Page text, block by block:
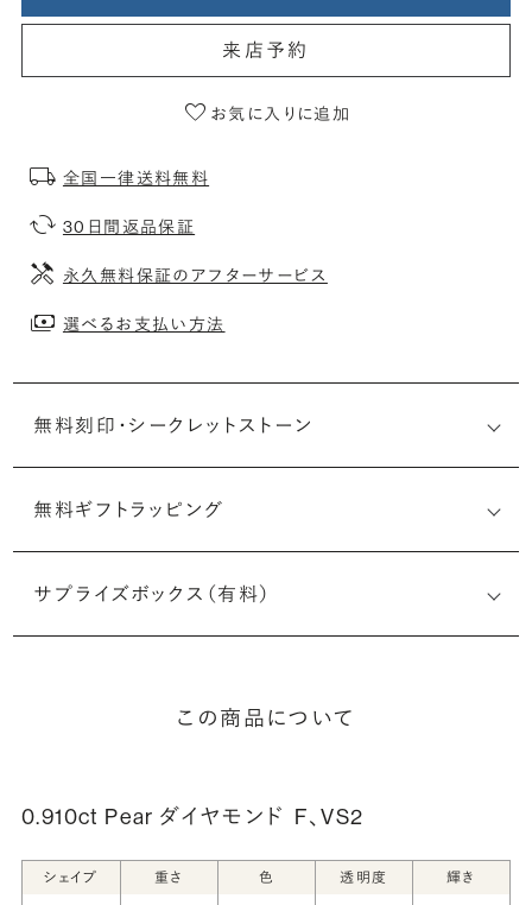
来店予約
お気に入りに追加
全国一律送料無料
30日間返品保証
永久無料保証のアフターサービス
選べるお支払い方法
無料刻印・ シークレットストーン
刻印メッセージ：アルファベット6文字まで刻印可能
印することができます。注文前だけでなく購入後の刻印も、
リングに初めて施す初回の刻印は、無料にて承ります（デザ
細は「商品仕様」欄をご確認ください）。
シークレットストーン：指輪の内側に留める宝石のこ
と
無料ギフトラッピング
サプライズボックス（有料）
この商品について
0.910ct Pear ダイヤモンド F、VS2
シェイプ 重さ 色 透明度 輝き